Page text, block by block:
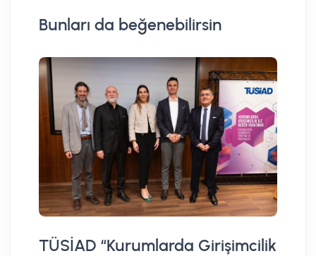
Bunları da beğenebilirsin
TÜSİAD “Kurumlarda Girişimcilik